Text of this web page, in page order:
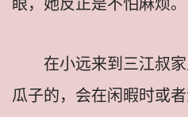
眼，她反正是不怕麻烦。
在小远来到三江叔
瓜子的，会在闲暇时或